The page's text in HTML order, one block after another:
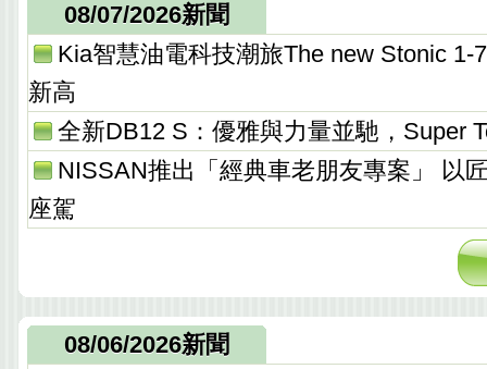
08/07/2026新聞
Kia智慧油電科技潮旅The new Stonic 1-
新高
全新DB12 S：優雅與力量並馳，Super
NISSAN推出「經典車老朋友專案」 以
座駕
08/06/2026新聞